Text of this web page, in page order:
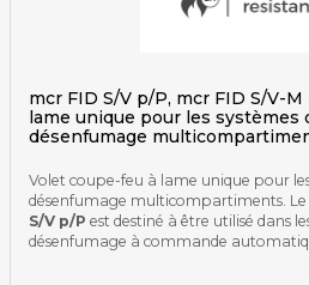
mcr FID S/V p/P, mcr FID S/V-
lame unique pour les systèmes
désenfumage
Volet coupe-feu à lame unique pour
désenfumage multicompartiments.
S/V p/P est destiné à être utilisé dans
désenfumage à commande